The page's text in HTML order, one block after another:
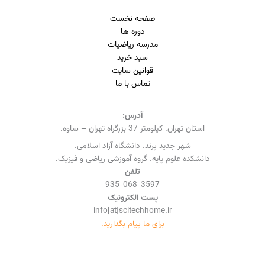
صفحه نخست
دوره ها
مدرسه ریاضیات
سبد خرید
قوانین سایت
تماس با ما
آدرس:
استان تهران. کیلومتر 37 بزرگراه تهران – ساوه.
شهر جدید پرند. دانشگاه آزاد اسلامی.
دانشکده علوم پایه. گروه آموزشی ریاضی و فیزیک.
تلفن
935-068-3597
پست الکترونیک
info[at]scitechhome.ir
برای ما پیام بگذارید.